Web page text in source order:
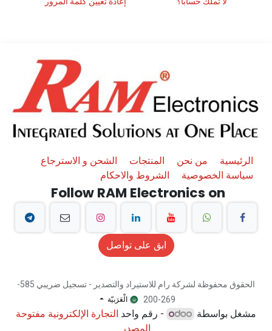
الرئيسية من نحن المنتجات
الشحن و الاسترجاع
سياسة الخصوصية
الشروط والاحكام
Follow RAM Electronics on
ابق على تواصل
الحقوق محفوظة لشركة رام للاستيراد والتصدير - تسجيل ضريبي 585-
269-200
الْعَرَبيّة
مشغل بواسطة - رقم واحد التجارة الإلكترونية مفتوحة
المصدر